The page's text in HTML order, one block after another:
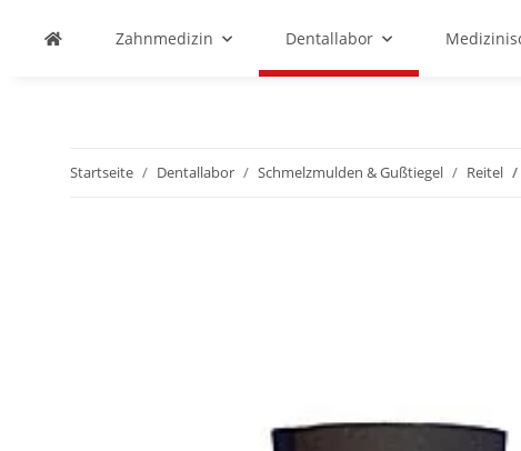
Zahnmedizin Dentallabor
Startseite Dentallabor Schmelzmulden & Gußtiegel Reitel